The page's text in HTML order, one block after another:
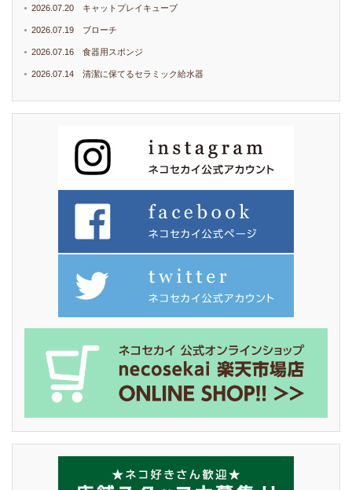
2026.07.20 キャットプレイキューブ
2026.07.19 ブローチ
2026.07.16 食器用スポンジ
2026.07.14 清潔に保てるセラミック給水器